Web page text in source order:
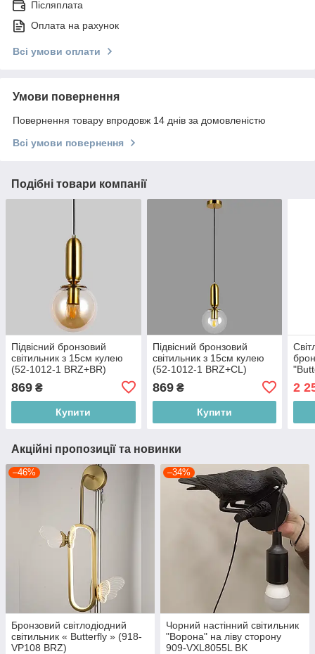
Післяплата
Оплата на рахунок
Всі умови оплати
Умови повернення
Повернення товару впродовж 14 днів за домовленістю
Всі умови повернення
Подібні товари компанії
Підвісний бронзовий
світильник з 15см кулею
(52-1012-1 BRZ+BR)
869 ₴
Купити
Підвісний бронзовий
світильник з 15см кулею
(52-1012-1 BRZ+CL)
869₴
Купити
2
Акційні пропозиції та новинки
–46%
Бронзовий світлодіодний
світильник « Butterfly » (918-
VP108 BRZ)
–34%
Чорний настінний світильник
"Ворона" на ліву сторону
909-VXL8055L BK